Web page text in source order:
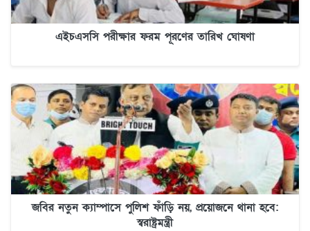
এইচএসসি পরীক্ষার ফরম পূরণের তারিখ ঘোষণা
জবির নতুন ক্যাম্পাসে পুলিশ ফাঁড়ি নয়, প্রয়োজনে থানা হবে:
স্বরাষ্ট্রমন্ত্রী